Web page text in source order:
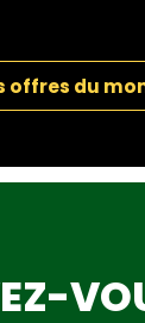
offres du